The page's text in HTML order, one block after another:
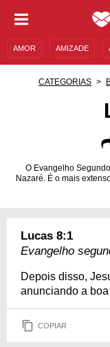
AMOR AMIZADE
CATEGORIAS
O Evangelho
Nazaré. É o mais
Lucas 8:1
Evangelho
Depois disso,
anunciando a
COPIAR